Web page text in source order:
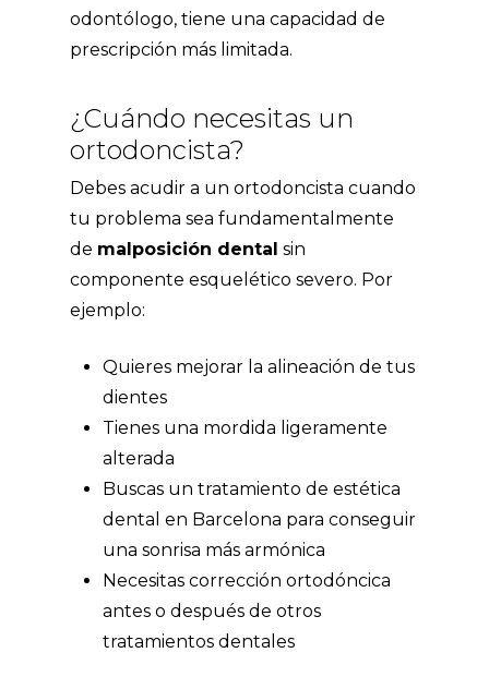
odontólogo, tiene una capacidad de
prescripción más limitada.
¿Cuándo necesitas un
ortodoncista?
Debes acudir a un ortodoncista cuando
tu problema sea fundamentalmente
de malposición dental sin
componente esquelético severo. Por
ejemplo:
Quieres mejorar la alineación de tus
dientes
Tienes una mordida ligeramente
alterada
Buscas un tratamiento de estética
dental en Barcelona para conseguir
una sonrisa más armónica
Necesitas corrección ortodóncica
antes o después de otros
tratamientos dentales